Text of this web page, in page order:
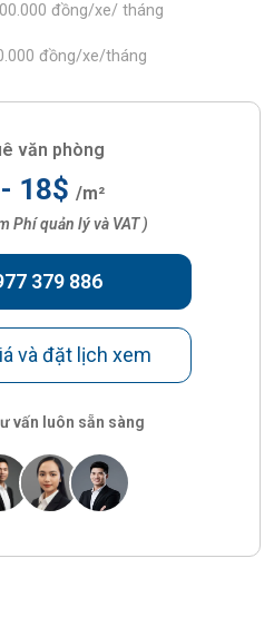
đồng/xe/ tháng
đồng/xe/tháng
văn phòng
18$ /m²
Phí quản lý và VAT )
379 886
và đặt lịch xem
vấn luôn sẵn sàng